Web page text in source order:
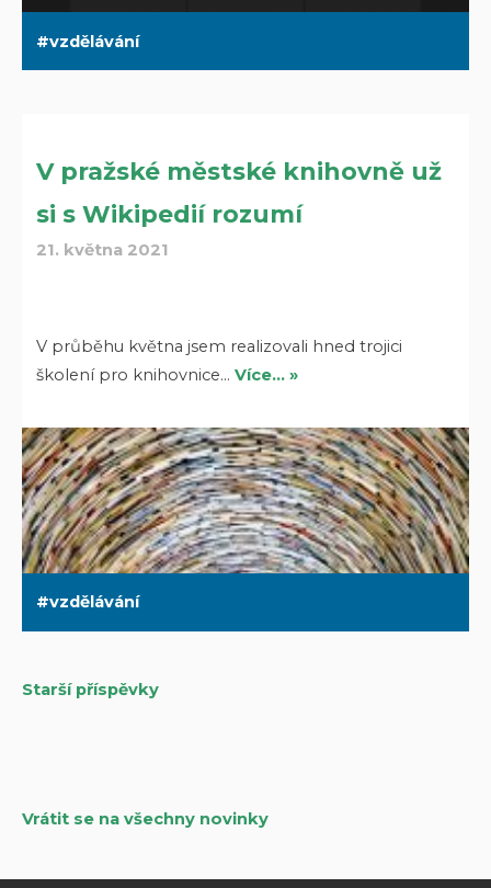
vzdělávání
V pražské městské knihovně už
si s Wikipedií rozumí
21. května 2021
V průběhu května jsem realizovali hned trojici
školení pro knihovnice…Více… »
vzdělávání
Navigace
Starší příspěvky
Vrátit se na všechny novinky